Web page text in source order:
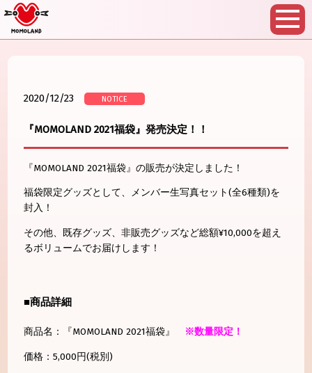
2020/12/23 NOTICE
『MOMOLAND 2021福袋』発売決定！！
『MOMOLAND 2021福袋』の販売が決定しました！
福袋限定グッズとして、メンバー生写真セット(全6種類)を
封入！
その他、既存グッズ、非販売グッズなど総額¥10,000を超え
るボリュームでお届けします！
■商品詳細
商品名：『MOMOLAND 2021福袋』 ※数量限定！
価格：5,000円(税別)